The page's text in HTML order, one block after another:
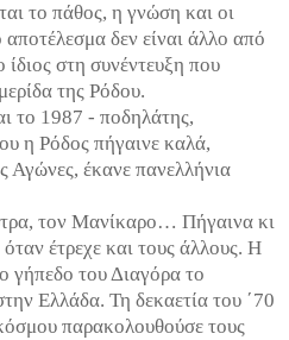
το πάθος, η γνώση και οι
δεν είναι άλλο από
ίδιος στη συνέντευξη που
της Ρόδου.
το 1987 - ποδηλάτης,
η Ρόδος πήγαινε καλά,
Αγώνες, έκανε πανελλήνια
τον Μανίκαρο… Πήγαινα κι
έτρεχε και τους άλλους. Η
γήπεδο του Διαγόρα το
Ελλάδα. Τη δεκαετία του ΄70
παρακολουθούσε τους